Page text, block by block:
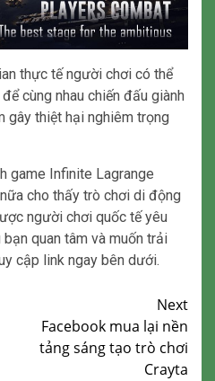
thực tế người chơi có thể
cùng nhau chiến đấu giành
gây thiệt hại nghiêm trọng
game Infinite Lagrange
cho thấy trò chơi di động
người chơi quốc tế yêu
quan tâm và muốn trải
cập link ngay bên dưới.
Next
Facebook mua lại nền
tảng sáng tạo trò chơi
Crayta